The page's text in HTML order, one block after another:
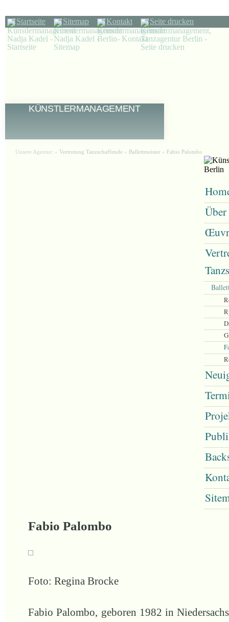
Startseite Sitemap Kontakt Seite drucken
KÜNSTLERMANAGEMENT
Unsere Agentur: » Vertretung Tanzschaffende » Ballettmeister » Fabio Palombo
Fabio Palombo
Foto: Regina Brocke
Fabio Palombo, geboren 1982 in